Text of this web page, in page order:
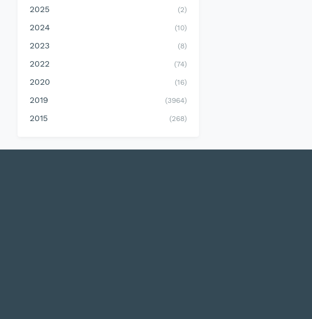
2025 (2)
2024 (10)
2023 (8)
2022 (74)
2020 (16)
2019 (3964)
2015 (268)